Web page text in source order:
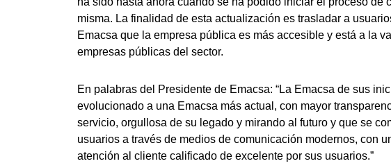
misma. La finalidad de esta actualización es trasladar a
Emacsa que la empresa pública es más accesible y está a la
empresas públicas del sector.
En palabras del Presidente de Emacsa: “La Emacsa de sus
evolucionado a una Emacsa más actual, con mayor
servicio, orgullosa de su legado y mirando al futuro y que se
usuarios a través de medios de comunicación modernos, con
atención al cliente calificado de excelente por sus usuarios.”